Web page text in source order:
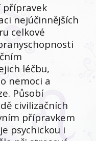
přípravek
nejúčinnějších
celkové
léčbu,
nemoci a
Působí
civilizačních
přípravkem
psychickou i